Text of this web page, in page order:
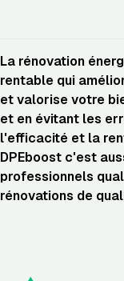
La rénovation
rentable qui
et valorise votre
et en évitant les
l'efficacité et la
DPEboost c'est
professionnels
rénovations de